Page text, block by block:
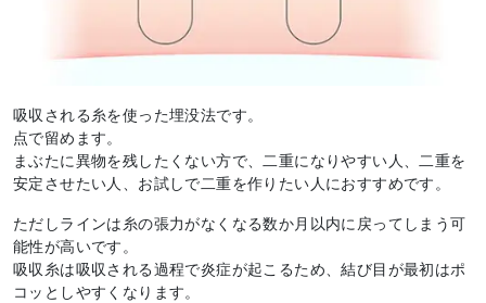
吸収される糸を使った埋没法です。
点で留めます。
まぶたに異物を残したくない方で、二重になりやすい人、二重を
安定させたい人、お試しで二重を作りたい人におすすめです。
ただしラインは糸の張力がなくなる数か月以内に戻ってしまう可
能性が高いです。
吸収糸は吸収される過程で炎症が起こるため、結び目が最初はポ
コッとしやすくなります。